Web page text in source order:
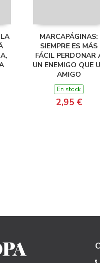
MARCAPÁGINAS:
SIEMPRE ES MÁS
FÁCIL PERDONAR
UN ENEMIGO QUE
AMIGO
En stock
2,95 €